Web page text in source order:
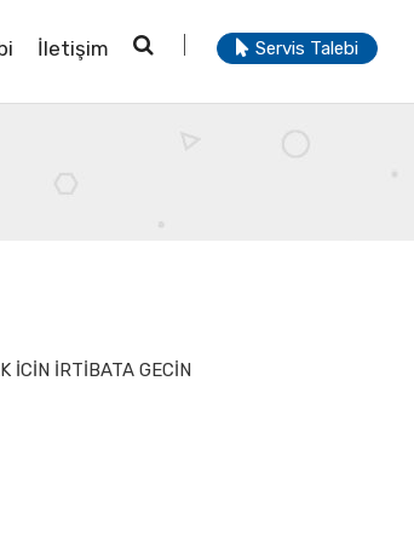
İletişim Servis Talebi
İCİN İRTİBATA GECİN